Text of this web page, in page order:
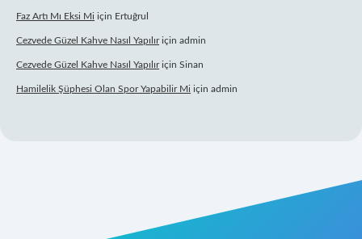
Faz Artı Mı Eksi Mi için Ertuğrul
Cezvede Güzel Kahve Nasıl Yapılıriçin admin
Cezvede Güzel Kahve Nasıl Yapılıriçin Sinan
Hamilelik Şüphesi Olan Spor Yapabilir Mi için admin
betexper.xyz